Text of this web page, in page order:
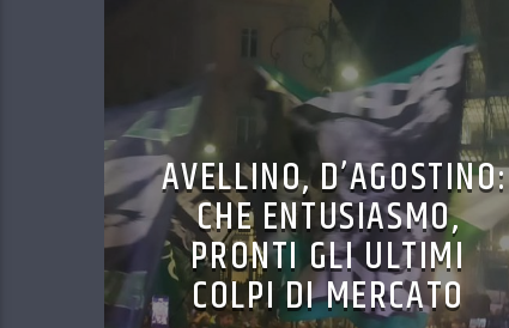
AVELLINO, D’AGOSTINO:
CHE ENTUSIASMO,
PRONTI GLI ULTIMI
COLPI DI MERCATO